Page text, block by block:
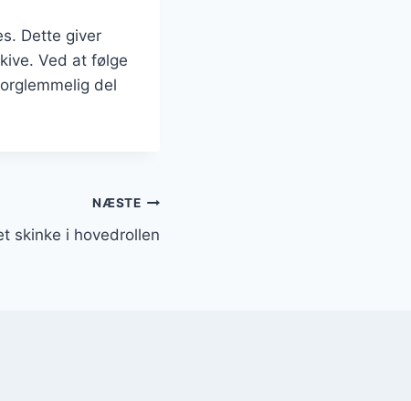
Dette giver
Ved at følge
del
NÆSTE
skinke i hovedrollen